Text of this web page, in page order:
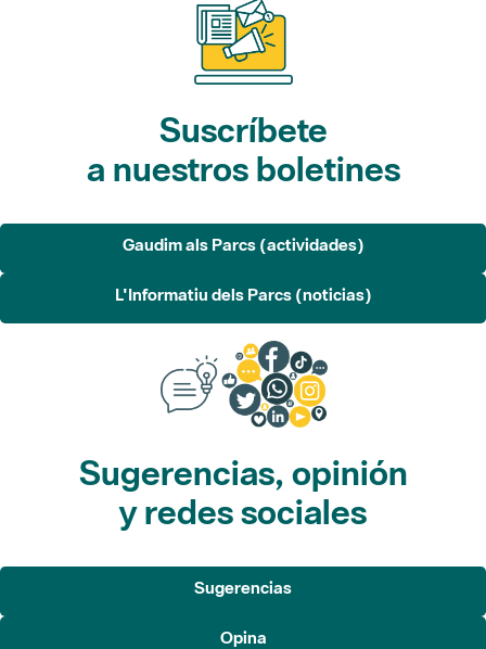
Suscríbete
a nuestros boletines
Gaudim als Parcs (actividades)
L'Informatiu dels Parcs (noticias)
Sugerencias, opinión
y redes sociales
Sugerencias
Opina